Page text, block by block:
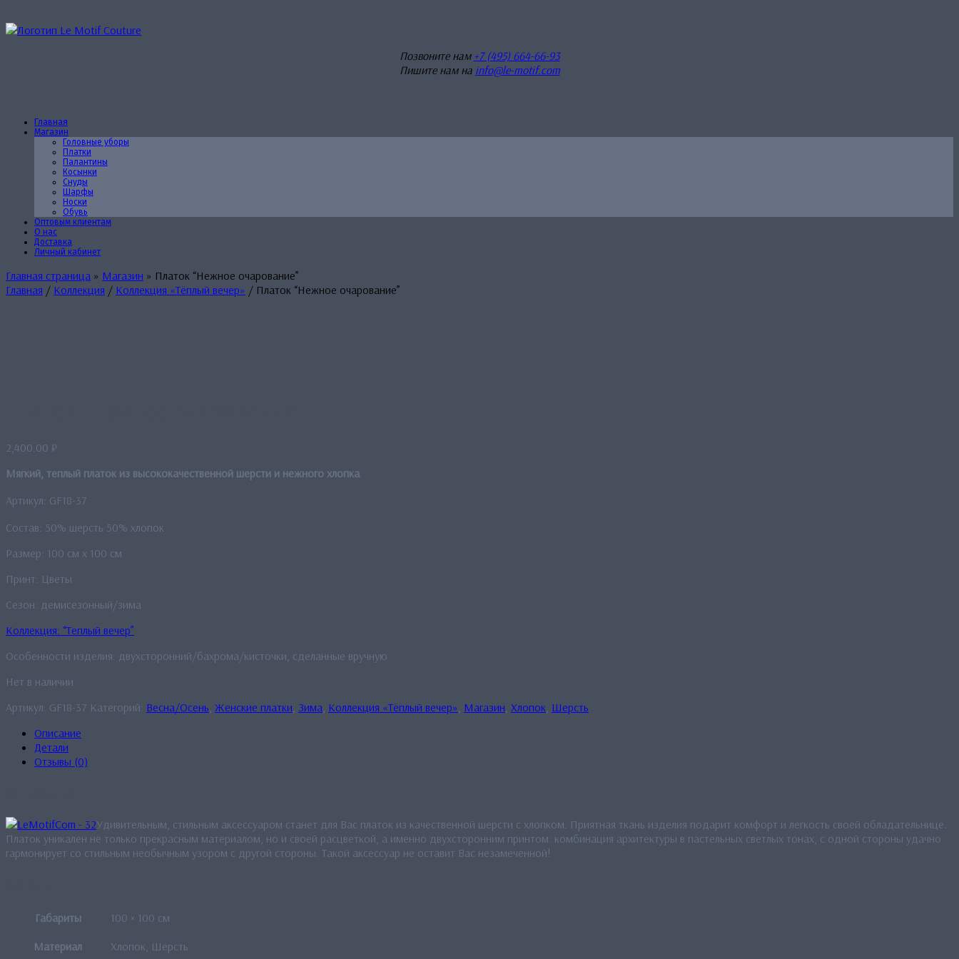
к
Позвоните нам +7 (495) 664-66-93
Пишите нам на info@le-motif.com
Главная
Магазин
Головные уборы
Платки
Палантины
Косынки
Снуды
Шарфы
Носки
Обувь
Оптовым клиентам
О нас
Доставка
Личный кабинет
Главная страница » Магазин » Платок “Нежное очарование”
Главная / Коллекция / Коллекция «Тёплый вечер» / Платок “Нежное очарование”
2,400.00 ₽
Мягкий, теплый платок из высококачественной шерсти и нежного хлопка
Артикул: GF18-37
Состав: 50% шерсть 50% хлопок
Размер: 100 см x 100 см
Принт: Цветы
Сезон: демисезонный/зима
Коллекция: “Теплый вечер”
Особенности изделия: двухсторонний/бахрома/кисточки, сделанные вручную
Нет в наличии
Артикул: GF18-37 Категорий: Весна/Осень Женские платки Зима Коллекция «Тёплый вечер» Магазин Хлопок Шерсть
Описание
Детали
Отзывы (0)
Удивительным, стильным аксессуаром станет для Вас платок из качественной шерсти с хлопком. Приятная ткань изделия подарит комфорт и легкость своей обладательнице.
Платок уникален не только прекрасным материалом, но и своей расцветкой, а именно двухсторонним принтом: комбинация архитектуры в пастельных светлых тонах, с одной стороны удачно
гармонирует со стильным необычным узором с другой стороны. Такой аксессуар не оставит Вас незамеченной!
Габариты
100 × 100 см
Материал
Хлопок, Шерсть